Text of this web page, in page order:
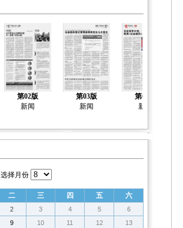
第02版
新闻
第03版
新闻
第04版
新闻
选择月份
二 三 四 五 六
2 3 4 5
6
9 10 11 12
13